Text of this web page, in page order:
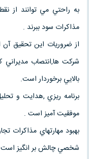
به راحتي مي توانند از
مذاكرات سود ببرند .
از ضروريات اين تحقيق
شركت ها,انتصاب مديراني
بالايي برخوردار است.
برنامه ريزي ,هدايت و
موفقيت آميز است .
بهبود مهارتهاي مذاكرات
شخصي چالش بر انگيز است